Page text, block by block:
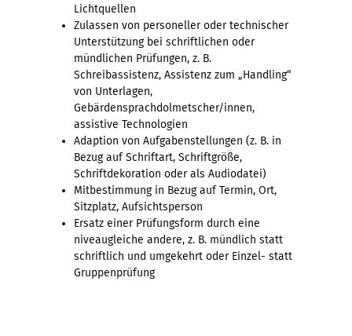
Lichtquellen
Zulassen von personeller oder technischer
Unterstützung bei schriftlichen oder
mündlichen Prüfungen, z. B.
Schreibassistenz, Assistenz zum „Handling“
von Unterlagen,
Gebärdensprachdolmetscher/innen,
assistive Technologien
Adaption von Aufgabenstellungen (z. B. in
Bezug auf Schriftart, Schriftgröße,
Schriftdekoration oder als Audiodatei)
Mitbestimmung in Bezug auf Termin, Ort,
Sitzplatz, Aufsichtsperson
Ersatz einer Prüfungsform durch eine
niveaugleiche andere, z. B. mündlich statt
schriftlich und umgekehrt oder Einzel- statt
Gruppenprüfung